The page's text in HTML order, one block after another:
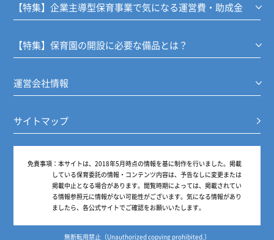
【特集】企業主導型保育事業で気になる運営費・助成金
【特集】保育園の開設に必要な備品とは？
運営会社情報
サイトマップ
免責事項： 本サイトは、2018年5月時点の情報を基に制作を行いました。掲載
している保育委託の情報・コンテンツ内容は、予告なしに変更または
掲載中止となる場合があります。閲覧時期によっては、掲載されてい
る情報参照元に情報がない可能性がございます。気になる情報があり
ましたら、各公式サイトでご確認をお願いいたします。
無断転用禁止（Unauthorized copying prohibited.）